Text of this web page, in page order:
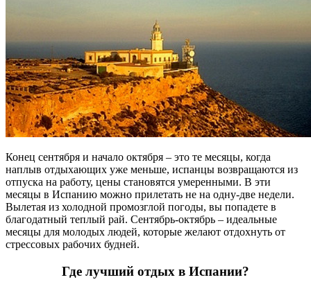
Конец сентября и начало октября – это те месяцы, когда
наплыв отдыхающих уже меньше, испанцы возвращаются из
отпуска на работу, цены становятся умеренными. В эти
месяцы в Испанию можно прилетать не на одну-две недели.
Вылетая из холодной промозглой погоды, вы попадете в
благодатный теплый рай. Сентябрь-октябрь – идеальные
месяцы для молодых людей, которые желают отдохнуть от
стрессовых рабочих будней.
Где лучший отдых в Испании?